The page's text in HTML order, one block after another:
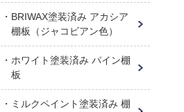
BRIWAX塗装済み アカシア
棚板（ジャコビアン色）
ホワイト塗装済み パイン棚
板
ミルクペイント塗装済み 棚